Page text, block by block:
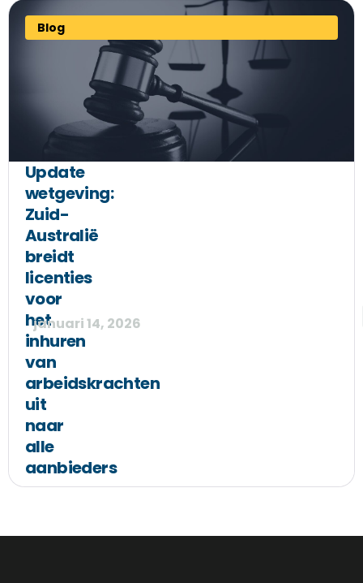
Blog
Update
wetgeving:
Zuid-
Australië
breidt
licenties
voor
het
inhuren
van
arbeidskrachten
uit
naar
alle
aanbieders
januari 14, 2026